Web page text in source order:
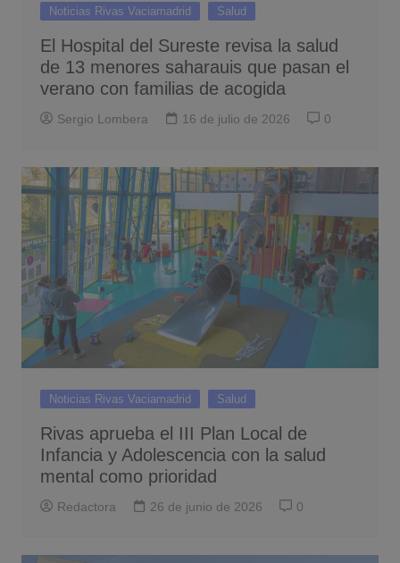
Noticias Rivas Vaciamadrid Salud
El Hospital del Sureste revisa la salud
de 13 menores saharauis que pasan el
verano con familias de acogida
Sergio Lombera 16 de julio de 2026 0
Noticias Rivas Vaciamadrid Salud
Rivas aprueba el III Plan Local de
Infancia y Adolescencia con la salud
mental como prioridad
Redactora 26 de junio de 2026 0